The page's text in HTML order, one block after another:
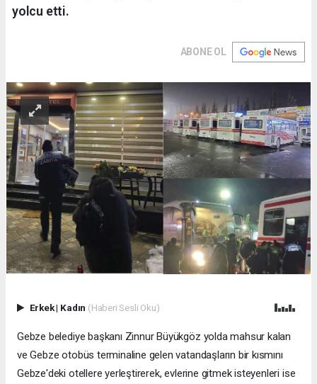
yolcu etti.
ABONE OL
Erkek| Kadın (Haberi Sesli Oku)
Gebze belediye başkanı Zinnur Büyükgöz yolda mahsur kalan
ve Gebze otobüs terminaline gelen vatandaşların bir kısmını
Gebze'deki otellere yerleştirerek, evlerine gitmek isteyenleri ise